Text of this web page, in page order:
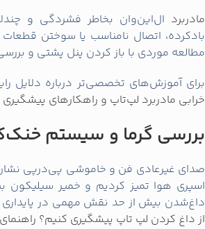
مادربرد ال‌این‌وان بخاطر فشردگی و
بادکرده، اتصال نامناسب یا سوختن
مطالعه موردی با باز کردن پنل پشتی و
برای آموزش‌های تخصصی‌تر درباره دلایل
خرابی مادربرد لپ‌تاپ و راهکارهای
بررسی گرما و سیستم
صدای غیرعادی فن و خاموشی پی‌درپی
اسپری هوا تمیز کردیم و خمیر سیلیکون
داغ‌شدن بیش از حد نقش مهمی در پایداری
از داغ کردن لپ‌ تاپ پیشگیری کنیم؟